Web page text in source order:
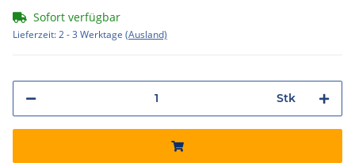
Sofort verfügbar
Lieferzeit:2 - 3 Werktage (Ausland)
Stk